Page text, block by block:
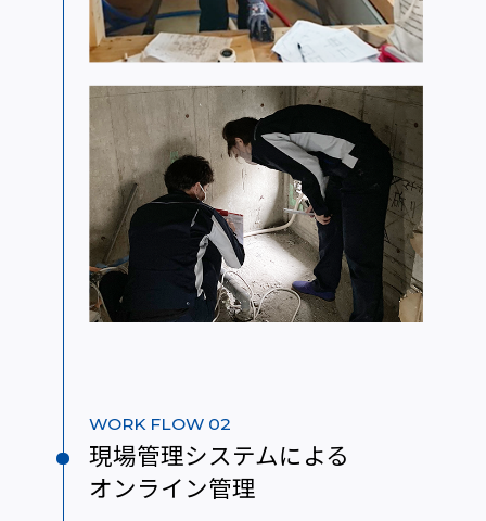
WORK FLOW 02
現場管理システムによる
オンライン管理